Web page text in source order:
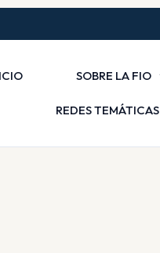
SOBRE LA FIO
REDES TEMÁTICAS